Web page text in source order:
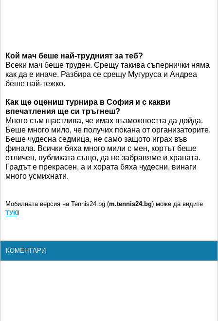
Кой мач беше най-трудният за теб?
Всеки мач беше труден. Срещу такива съпернички няма
как да е иначе. Разбира се срещу Мугуруса и Андреа
беше най-тежко.
Как ще оцениш турнира в София и с какви
впечатления ще си тръгнеш?
Много съм щастлива, че имах възможността да дойда.
Беше много мило, че получих покана от организаторите.
Беше чудесна седмица, не само защото играх във
финала. Всички бяха много мили с мен, кортът беше
отличен, публиката също, да не забравяме и храната.
Градът е прекрасен, а и хората бяха чудесни, винаги
много усмихнати.
Мобилната версия на Tennis24.bg (m.tennis24.bg) може да видите
ТУК!
КОМЕНТАРИ